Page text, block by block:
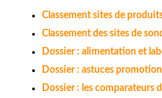
Classement sites de
Classement des sites de
Dossier : alimentation et
Dossier : astuces
Dossier : les comparateurs